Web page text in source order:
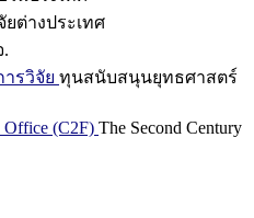
ต่างประเทศ
รวิจัย ทุนสนับสนุนยุทธศาสตร์
Office (C2F) The Second Century